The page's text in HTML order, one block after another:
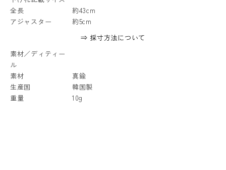
全長
約43cm
アジャスター
約5cm
⇒ 採寸方法について
素材／ディティー
ル
素材
真鍮
生産国
韓国製
重量
10g